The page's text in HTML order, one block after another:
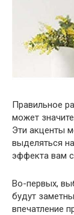
Правильное
может
Эти акценты
выделяться
эффекта вам
Во-первых,
будут
впечатление